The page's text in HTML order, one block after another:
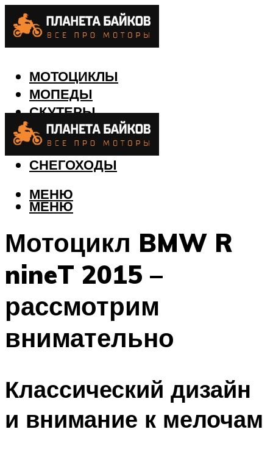
МОТОЦИКЛЫ
МОПЕДЫ
СКУТЕРЫ
КВАДРОЦИКЛЫ
ЛОДКИ
СНЕГОХОДЫ
МЕНЮ
МЕНЮ
Мотоцикл BMW R
nineT 2015 –
рассмотрим
внимательно
Классический дизайн
и внимание к мелочам